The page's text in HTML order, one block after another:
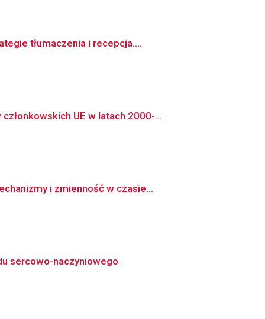
tłumaczenia i recepcja....
UE w latach 2000-...
i zmienność w czasie...
sercowo-naczyniowego